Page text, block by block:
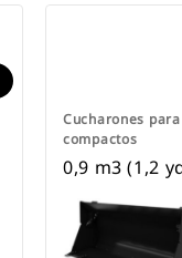
Cucharones
compactos
0,9 m3 (1,2